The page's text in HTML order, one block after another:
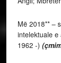
Më 2018** –
intelektuale e
1962 -)